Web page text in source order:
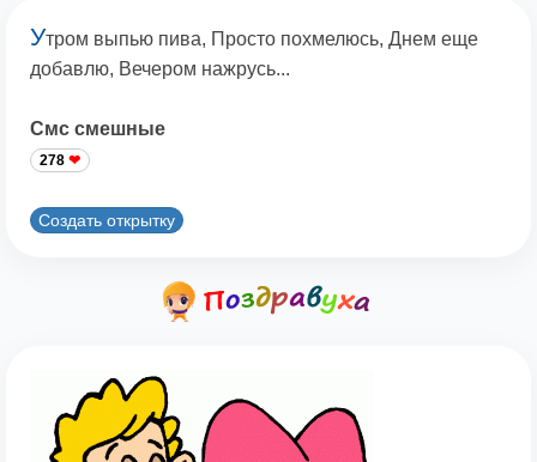
Утром выпью пива, Просто похмелюсь, Днем еще
добавлю, Вечером нажрусь...
Смс смешные
278
Создать открытку